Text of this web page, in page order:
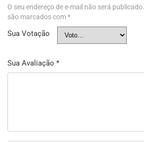
O seu endereço de e-mail não será publicado.
são marcados com*
Sua Votação
Sua Avaliação *